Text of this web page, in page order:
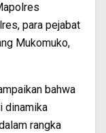
para pejabat
Mukomuko,
bahwa
dinamika
rangka